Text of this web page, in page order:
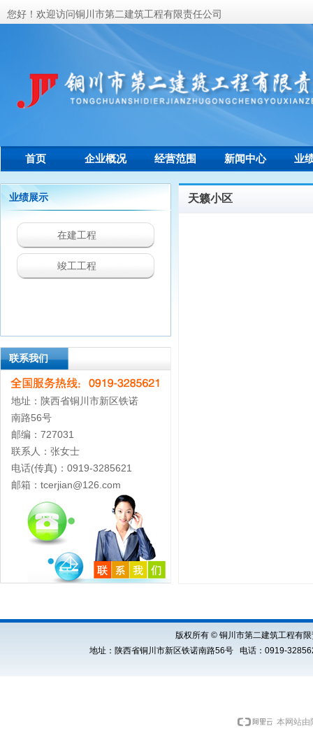
首页 企业概况 经营范围 新闻中心 业
您好！欢迎访问铜川市第二建筑工程有限责任公司
联系我们
天籁小区
业绩展示
在建工程
竣工工程
联系我们
地址：陕西省铜川市新区铁诺
南路56号
邮编：727031
联系人：张女士
电话(传真)：0919-3285621
邮箱：tcerjian@126.com
版权所有 © 铜川市第二建筑工程有
地址：陕西省铜川市新区铁诺南路56号 电话：0919-
本网站由